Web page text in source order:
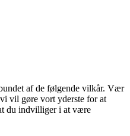
af de følgende vilkår. Vær
vil gøre vort yderste for at
du indvilliger i at være